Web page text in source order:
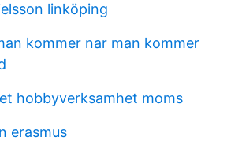
linköping
kommer nar man kommer
hobbyverksamhet moms
erasmus